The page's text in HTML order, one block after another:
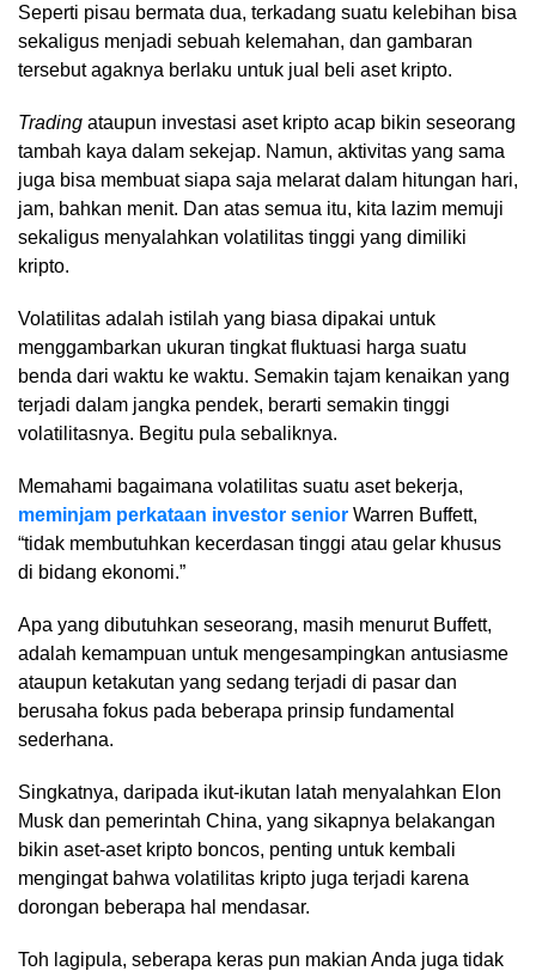
Seperti pisau bermata dua, terkadang suatu kelebihan bisa
sekaligus menjadi sebuah kelemahan, dan gambaran
tersebut agaknya berlaku untuk jual beli aset kripto.
Trading ataupun investasi aset kripto acap bikin seseorang
tambah kaya dalam sekejap. Namun, aktivitas yang sama
juga bisa membuat siapa saja melarat dalam hitungan hari,
jam, bahkan menit. Dan atas semua itu, kita lazim memuji
sekaligus menyalahkan volatilitas tinggi yang dimiliki
kripto.
Volatilitas adalah istilah yang biasa dipakai untuk
menggambarkan ukuran tingkat fluktuasi harga suatu
benda dari waktu ke waktu. Semakin tajam kenaikan yang
terjadi dalam jangka pendek, berarti semakin tinggi
volatilitasnya. Begitu pula sebaliknya.
Memahami bagaimana volatilitas suatu aset bekerja,
meminjam perkataan investor senior Warren Buffett,
“tidak membutuhkan kecerdasan tinggi atau gelar khusus
di bidang ekonomi.”
Apa yang dibutuhkan seseorang, masih menurut Buffett,
adalah kemampuan untuk mengesampingkan antusiasme
ataupun ketakutan yang sedang terjadi di pasar dan
berusaha fokus pada beberapa prinsip fundamental
sederhana.
Singkatnya, daripada ikut-ikutan latah menyalahkan Elon
Musk dan pemerintah China, yang sikapnya belakangan
bikin aset-aset kripto boncos, penting untuk kembali
mengingat bahwa volatilitas kripto juga terjadi karena
dorongan beberapa hal mendasar.
Toh lagipula, seberapa keras pun makian Anda juga tidak